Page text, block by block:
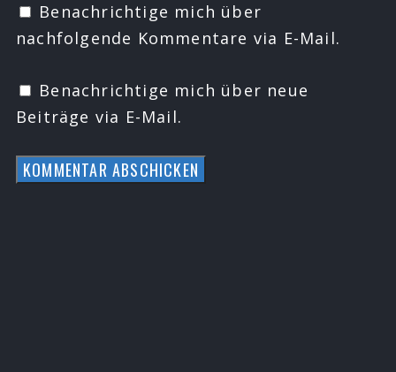
Benachrichtige mich über
nachfolgende Kommentare via E-Mail.
Benachrichtige mich über neue
Beiträge via E-Mail.